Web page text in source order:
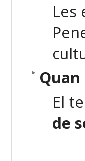
Les
El
de